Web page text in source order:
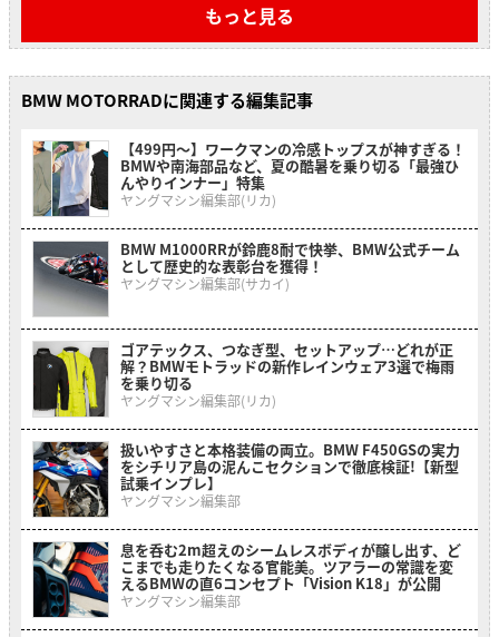
もっと見る
BMW MOTORRADに関連する編集記事
【499円〜】ワークマンの冷感トップスが神すぎる！
BMWや南海部品など、夏の酷暑を乗り切る「最強ひ
んやりインナー」特集
ヤングマシン編集部(リカ)
BMW M1000RRが鈴鹿8耐で快挙、BMW公式チーム
として歴史的な表彰台を獲得！
ヤングマシン編集部(サカイ)
ゴアテックス、つなぎ型、セットアップ…どれが正
解？BMWモトラッドの新作レインウェア3選で梅雨
を乗り切る
ヤングマシン編集部(リカ)
扱いやすさと本格装備の両立。BMW F450GSの実力
をシチリア島の泥んこセクションで徹底検証!【新型
試乗インプレ】
ヤングマシン編集部
息を呑む2m超えのシームレスボディが醸し出す、ど
こまでも走りたくなる官能美。ツアラーの常識を変
えるBMWの直6コンセプト「Vision K18」が公開
ヤングマシン編集部